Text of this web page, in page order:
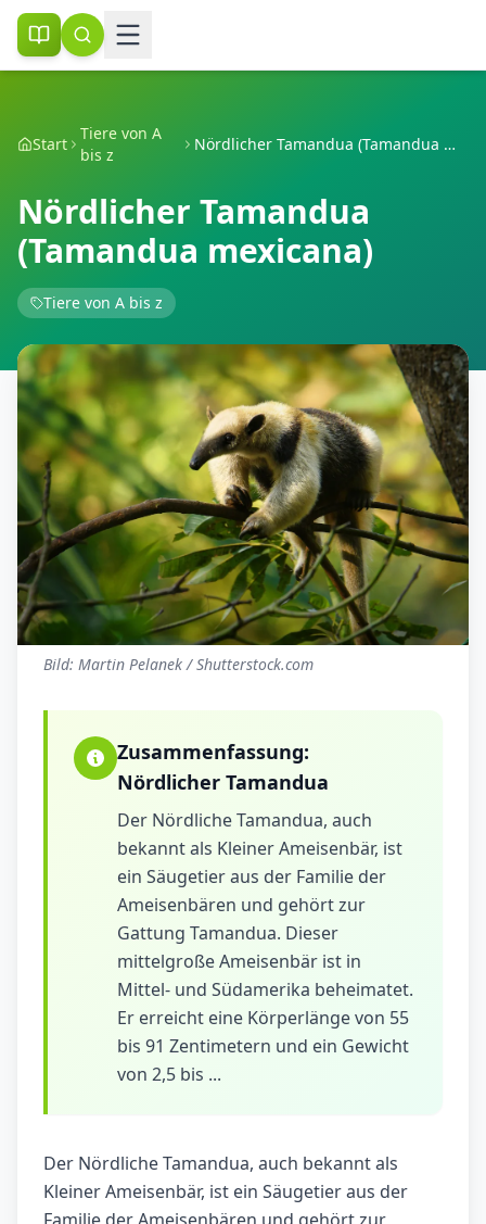
Start
Tiere von A
bis z
Nördlicher Tamandua (Tamandua mexicana)
Nördlicher Tamandua
(Tamandua mexicana)
Tiere von A bis z
Bild: Martin Pelanek / Shutterstock.com
Zusammenfassung:
Nördlicher Tamandua
Der Nördliche Tamandua, auch
bekannt als Kleiner Ameisenbär, ist
ein Säugetier aus der Familie der
Ameisenbären und gehört zur
Gattung Tamandua. Dieser
mittelgroße Ameisenbär ist in
Mittel- und Südamerika beheimatet.
Er erreicht eine Körperlänge von 55
bis 91 Zentimetern und ein Gewicht
von 2,5 bis ...
Der Nördliche Tamandua, auch bekannt als
Kleiner Ameisenbär, ist ein Säugetier aus der